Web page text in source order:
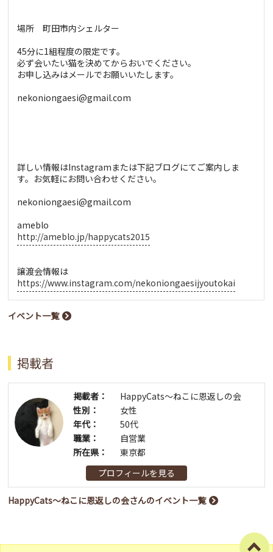
場所 町田市内シェルター
45分に1組程度の限定です。
必ず会いたい猫を決めてからおいでください。
お申し込みはメールでお願いいたします。
nekoniongaesi@gmail.com
詳しい情報はInstagramまたは下記ブログにてご案内しま
す。お気軽にお問い合わせください。
nekoniongaesi@gmail.com
ameblo
http://ameblo.jp/happycats2015
譲渡会情報は
https://www.instagram.com/nekoniongaesijyoutokai
イベント一覧
掲載者
掲載者：
HappyCats～ねこに恩返しの会
性別：
女性
年代：
50代
職業：
自営業
所在県：
東京都
プロフィールを見る
HappyCats～ねこに恩返しの会さんのイベント一覧